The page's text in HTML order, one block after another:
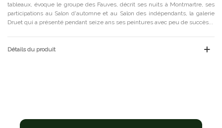
tableaux, évoque le groupe des Fauves, décrit ses nuits à Montmartre, ses
participations au Salon d'automne et au Salon des indépendants, la galerie
Druet qui a présenté pendant seize ans ses peintures avec peu de succès...
Détails du produit